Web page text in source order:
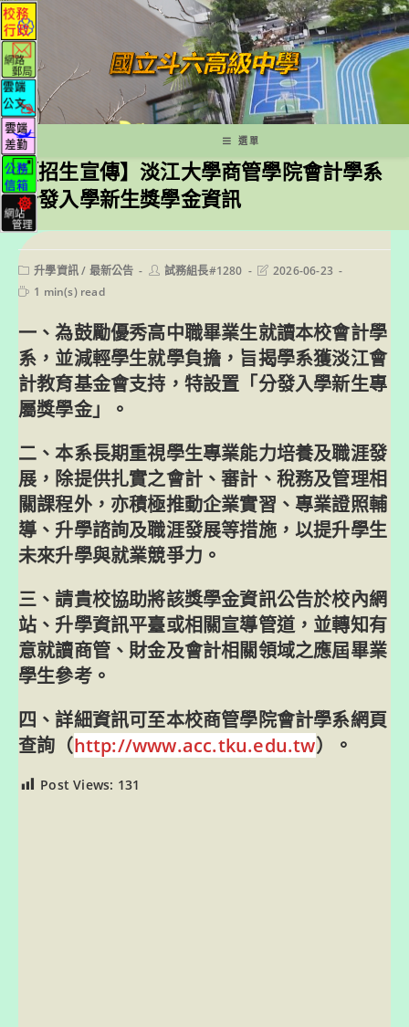
跳
轉
至
主
要
內
容
選單
【招生宣傳】淡江大學商管學院會計學系
分發入學新生獎學金資訊
Post
category:
升學資訊/ 最新公告
Post試務組長#1280
Post2026-06-23
Reading
1 min(s) read
一、為鼓勵優秀高中職畢業生就讀本校會計學
系，並減輕學生就學負擔，旨揭學系獲淡江會
計教育基金會支持，特設置「分發入學新生專
屬獎學金」。
二、本系長期重視學生專業能力培養及職涯發
展，除提供扎實之會計、審計、稅務及管理相
關課程外，亦積極推動企業實習、專業證照輔
導、升學諮詢及職涯發展等措施，以提升學生
未來升學與就業競爭力。
三、請貴校協助將該獎學金資訊公告於校內網
站、升學資訊平臺或相關宣導管道，並轉知有
意就讀商管、財金及會計相關領域之應屆畢業
學生參考。
四、詳細資訊可至本校商管學院會計學系網頁
查詢（http://www.acc.tku.edu.tw）。
Post Views: 131